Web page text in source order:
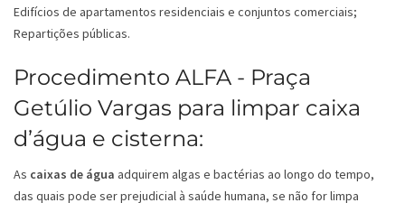
Edifícios de apartamentos residenciais e conjuntos comerciais;
Repartições públicas.
Procedimento ALFA - Praça
Getúlio Vargas para limpar caixa
d’água e cisterna:
As caixas de água adquirem algas e bactérias ao longo do tempo,
das quais pode ser prejudicial à saúde humana, se não for limpa